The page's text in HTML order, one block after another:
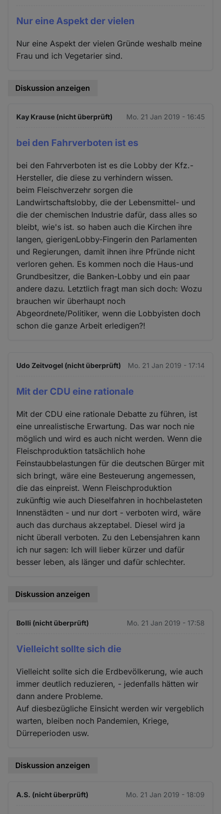
Nur eine Aspekt der vielen
Nur eine Aspekt der vielen Gründe weshalb meine
Frau und ich Vegetarier sind.
Diskussion anzeigen
Kay Krause (nicht überprüft) Mo. 21 Jan 2019 - 16:45
bei den Fahrverboten ist es
bei den Fahrverboten ist es die Lobby der Kfz.-
Hersteller, die diese zu verhindern wissen.
beim Fleischverzehr sorgen die
Landwirtschaftslobby, die der Lebensmittel- und
die der chemischen Industrie dafür, dass alles so
bleibt, wie's ist. so haben auch die Kirchen ihre
langen, gierigenLobby-Fingerin den Parlamenten
und Regierungen, damit ihnen ihre Pfründe nicht
verloren gehen. Es kommen noch die Haus-und
Grundbesitzer, die Banken-Lobby und ein paar
andere dazu. Letztlich fragt man sich doch: Wozu
brauchen wir überhaupt noch
Abgeordnete/Politiker, wenn die Lobbyisten doch
schon die ganze Arbeit erledigen?!
Udo Zeitvogel (nicht überprüft) Mo. 21 Jan 2019 - 17:14
Mit der CDU eine rationale
Mit der CDU eine rationale Debatte zu führen, ist
eine unrealistische Erwartung. Das war noch nie
möglich und wird es auch nicht werden. Wenn die
Fleischproduktion tatsächlich hohe
Feinstaubbelastungen für die deutschen Bürger mit
sich bringt, wäre eine Besteuerung angemessen,
die das einpreist. Wenn Fleischproduktion
zukünftig wie auch Dieselfahren in hochbelasteten
Innenstädten - und nur dort - verboten wird, wäre
auch das durchaus akzeptabel. Diesel wird ja
nicht überall verboten. Zu den Lebensjahren kann
ich nur sagen: Ich will lieber kürzer und dafür
besser leben, als länger und dafür schlechter.
Diskussion anzeigen
Bolli (nicht überprüft) Mo. 21 Jan 2019 - 17:58
Vielleicht sollte sich die
Vielleicht sollte sich die Erdbevölkerung, wie auch
immer deutlich reduzieren, - jedenfalls hätten wir
dann andere Probleme.
Auf diesbezügliche Einsicht werden wir vergeblich
warten, bleiben noch Pandemien, Kriege,
Dürreperioden usw.
Diskussion anzeigen
A.S. (nicht überprüft) Mo. 21 Jan 2019 - 18:09